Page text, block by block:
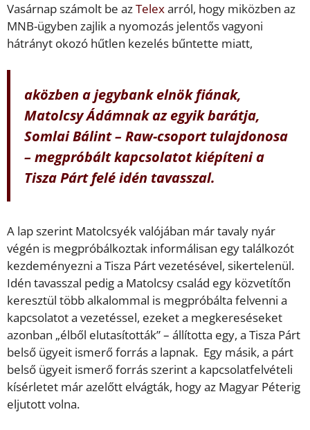
Vasárnap számolt be azTelexarról, hogy miközben az
MNB-ügyben zajlik a nyomozás jelentős vagyoni
hátrányt okozó hűtlen kezelés bűntette miatt,
aközben a jegybank elnök fiának,
Matolcsy Ádámnak az egyik barátja,
Somlai Bálint – Raw-csoport tulajdonosa
– megpróbált kapcsolatot kiépíteni a
Tisza Párt felé idén tavasszal.
A lap szerint Matolcsyék valójában már tavaly nyár
végén is megpróbálkoztak informálisan egy találkozót
kezdeményezni a Tisza Párt vezetésével, sikertelenül.
Idén tavasszal pedig a Matolcsy család egy közvetítőn
keresztül több alkalommal is megpróbálta felvenni a
kapcsolatot a vezetéssel, ezeket a megkereséseket
azonban „élből elutasították” – állította egy, a Tisza Párt
belső ügyeit ismerő forrás a lapnak. Egy másik, a párt
belső ügyeit ismerő forrás szerint a kapcsolatfelvételi
kísérletet már azelőtt elvágták, hogy az Magyar Péterig
eljutott volna.